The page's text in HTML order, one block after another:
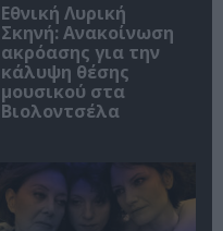
Εθνική Λυρική
Σκηνή: Ανακοίνωση
ακρόασης για την
κάλυψη θέσης
μουσικού στα
Βιολοντσέλα